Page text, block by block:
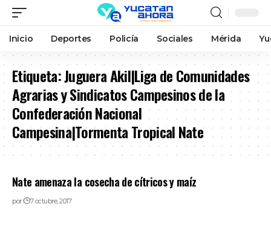
Inicio Deportes Policía Sociales Mérida
Etiqueta:Juguera Akil|Liga de Comunidades
Agrarias y Sindicatos Campesinos de la
Confederación Nacional
Campesina|Tormenta Tropical Nate
Nate amenaza la cosecha de cítricos y maíz
por 7 octubre, 2017